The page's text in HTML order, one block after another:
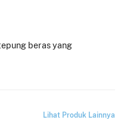
beras yang
Lihat Produk Lainnya